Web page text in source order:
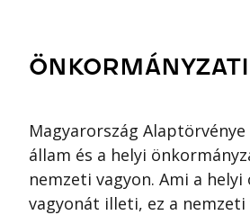
ÖNKORMÁNYZATI
Magyarország
állam és a helyi
nemzeti vagyon. Ami a
vagyonát illeti, ez a